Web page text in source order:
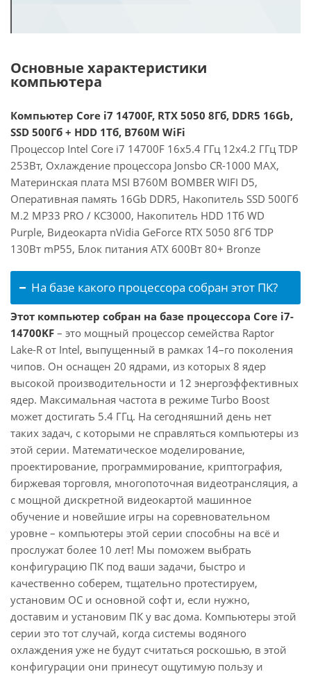
Основные характеристики
компьютера
Компьютер Core i7 14700F, RTX 5050 8Гб, DDR5 16Gb,
SSD 500Гб + HDD 1Тб, B760M WiFi
Процессор Intel Core i7 14700F 16x5.4 ГГц 12x4.2 ГГц TDP
253Вт, Охлаждение процессора Jonsbo CR-1000 MAX,
Материнская плата MSI B760M BOMBER WIFI D5,
Оперативная память 16Gb DDR5, Накопитель SSD 500Гб
M.2 MP33 PRO / KC3000, Накопитель HDD 1Тб WD
Purple, Видеокарта nVidia GeForce RTX 5050 8Гб TDP
130Вт mP55, Блок питания ATX 600Вт 80+ Bronze
На базе какого процессора собран этот ПК?
Этот компьютер собран на базе процессора Core i7-
14700KF – это мощный процессор семейства Raptor
Lake-R от Intel, выпущенный в рамках 14–го поколения
чипов. Он оснащен 20 ядрами, из которых 8 ядер
высокой производительности и 12 энергоэффективных
ядер. Максимальная частота в режиме Turbo Boost
может достигать 5.4 ГГц. На сегодняшний день нет
таких задач, с которыми не справляться компьютеры из
этой серии. Математическое моделирование,
проектирование, программирование, криптография,
биржевая торговля, многопоточная видеотрансляция, а
с мощной дискретной видеокартой машинное
обучение и новейшие игры на соревновательном
уровне – компьютеры этой серии способны на всё и
прослужат более 10 лет! Мы поможем выбрать
конфигурацию ПК под ваши задачи, быстро и
качественно соберем, тщательно протестируем,
установим ОС и основной софт и, если нужно,
доставим и установим ПК у вас дома. Компьютеры этой
серии это тот случай, когда системы водяного
охлаждения уже не будут считаться роскошью, в этой
конфигурации они принесут ощутимую пользу и